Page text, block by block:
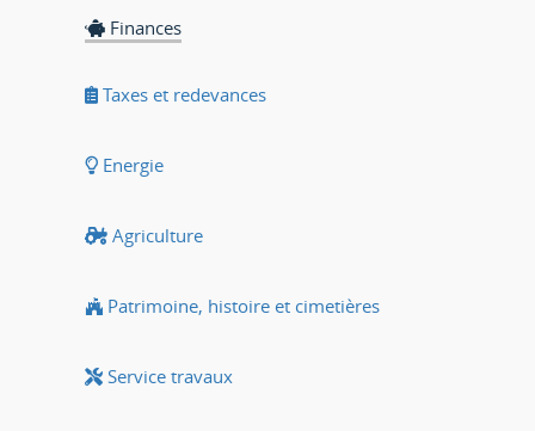
Finances
Taxes et redevances
Energie
Agriculture
Patrimoine, histoire et cimetières
Service travaux